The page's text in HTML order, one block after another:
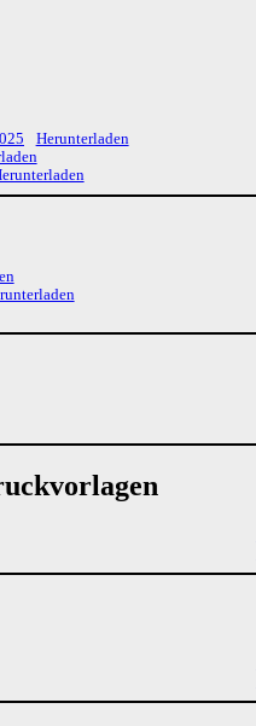
Herunterladen